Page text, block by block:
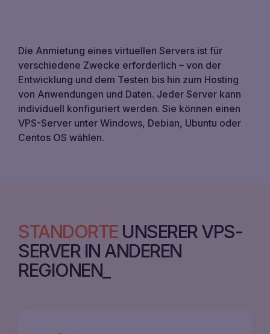
Die Anmietung eines virtuellen Servers ist für
verschiedene Zwecke erforderlich – von der
Entwicklung und dem Testen bis hin zum Hosting
von Anwendungen und Daten. Jeder Server kann
individuell konfiguriert werden. Sie können einen
VPS-Server unter Windows, Debian, Ubuntu oder
Centos OS wählen.
STANDORTEUNSERER VPS-
SERVER IN ANDEREN
REGIONEN